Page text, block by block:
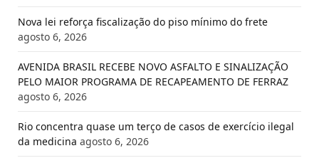
Nova lei reforça fiscalização do piso mínimo do frete
agosto 6, 2026
AVENIDA BRASIL RECEBE NOVO ASFALTO E SINALIZAÇÃO
PELO MAIOR PROGRAMA DE RECAPEAMENTO DE FERRAZ
agosto 6, 2026
Rio concentra quase um terço de casos de exercício ilegal
da medicina agosto 6, 2026